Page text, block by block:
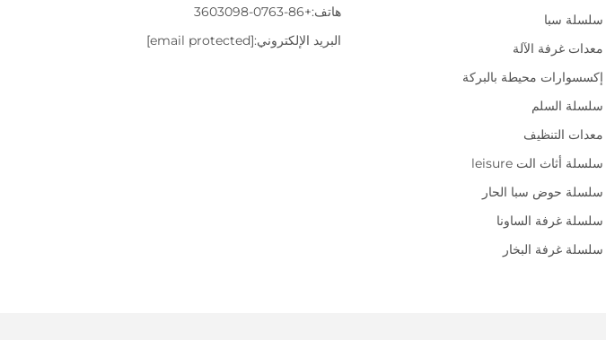
سلسلة سبا
معدات غرفة الآلة
إكسسوارات محيطة بالبركة
سلسلة السلم
معدات التنظيف
سلسلة أثاث الت leisure
سلسلة حوض سبا الحار
سلسلة غرفة الساونا
سلسلة غرفة البخار
هاتف:+86-0763-3603098
البريد الإلكتروني:[email protected]